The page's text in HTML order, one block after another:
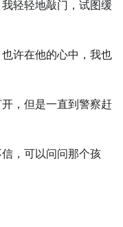
轻轻地敲门，试图缓
许在他的心中，我也
，但是一直到警察赶
，可以问问那个孩